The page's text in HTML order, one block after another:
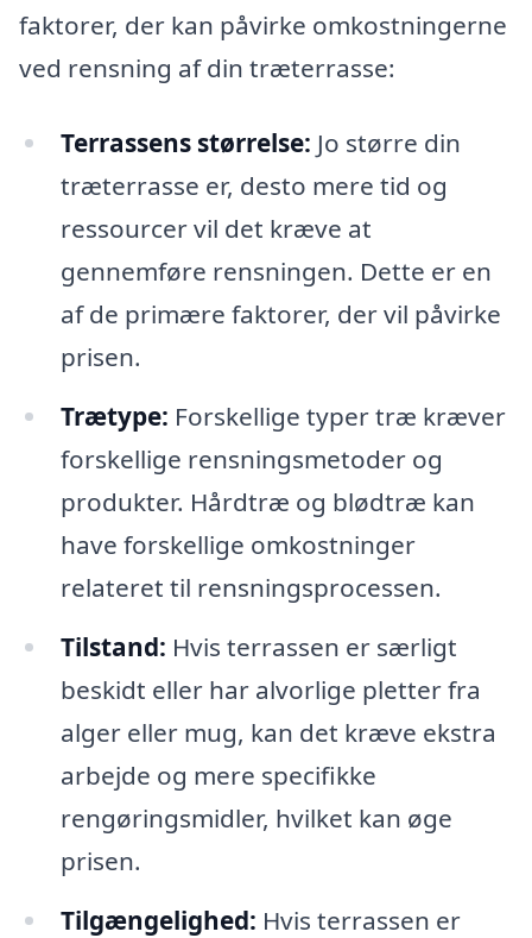
faktorer, der kan påvirke omkostningerne
ved rensning af din træterrasse:
Terrassens størrelse: Jo større din
træterrasse er, desto mere tid og
ressourcer vil det kræve at
gennemføre rensningen. Dette er en
af de primære faktorer, der vil påvirke
prisen.
Trætype: Forskellige typer træ kræver
forskellige rensningsmetoder og
produkter. Hårdtræ og blødtræ kan
have forskellige omkostninger
relateret til rensningsprocessen.
Tilstand: Hvis terrassen er særligt
beskidt eller har alvorlige pletter fra
alger eller mug, kan det kræve ekstra
arbejde og mere specifikke
rengøringsmidler, hvilket kan øge
prisen.
Tilgængelighed: Hvis terrassen er